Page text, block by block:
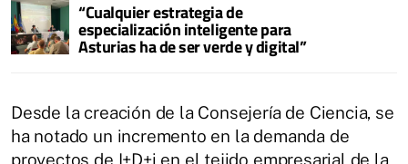
“Cualquier estrategia de
especialización inteligente para
Asturias ha de ser verde y digital”
Desde la creación de la Consejería de Ciencia, se
ha notado un incremento en la demanda de
proyectos de I+D+i en el tejido empresarial de la